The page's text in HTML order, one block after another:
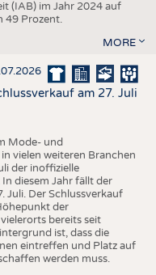
(IAB) im Jahr 2024 auf
49 Prozent.
MORE
am 27. Juli
Mode- und
vielen weiteren Branchen
der inoffizielle
diesem Jahr fällt der
Juli. Der Schlussverkauf
der
bereits seit
ist, dass die
eintreffen und Platz auf
werden muss.